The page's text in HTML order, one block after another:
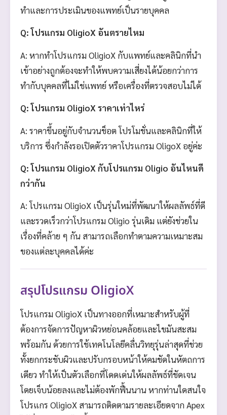
ทำและการประเมินของแพทย์เป็นรายบุคคล
Q: โปรแกรม OligioX อันตรายไหม
A: หากทำโปรแกรม OligioX กับแพทย์และคลินิกที่นำ
เข้าอย่างถูกต้องจะทำให้พบความเสี่ยงได้น้อยกว่าการ
ทำกับบุคคลที่ไม่ใช่แพทย์ หรือเครื่องที่ตรวจสอบไม่ได้
Q: โปรแกรม OligioX ราคาเท่าไหร่
A: ราคาขึ้นอยู่กับจำนวนช็อต โปรโมชั่นและคลินิกที่ให้
บริการ ซึ่งกำลังรอเปิดตัวราคาโปรแกรม OligoX อยู่ค่ะ
Q: โปรแกรม OligioX กับโปรแกรม Oligio อันไหนดี
กว่ากัน
A: โปรแกรม OligioX เป็นรุ่นใหม่ที่พัฒนาให้ผลลัพธ์ที่ดี
และรวดเร็วกว่าโปรแกรม Oligio รุ่นเดิม แต่ยังช่วยใน
เรื่องที่คล้าย ๆ กัน สามารถเลือกทำตามความเหมาะสม
ของแต่ละบุคคลได้ค่ะ
สรุปโปรแกรม OligioX
โปรแกรม OligioX เป็นทางออกที่เหมาะสำหรับผู้ที่
ต้องการจัดการปัญหาผิวหย่อนคล้อยและไขมันสะสม
พร้อมกัน ด้วยการใช้เทคโนโลยีคลื่นวิทยุรุ่นล่าสุดที่ช่วย
ทั้งยกกระชับผิวและปรับกรอบหน้าให้คมชัดในหัตถการ
เดียว ทำให้เป็นตัวเลือกที่โดดเด่นให้ผลลัพธ์ที่ชัดเจน
โดยเจ็บน้อยลงและไม่ต้องพักฟื้นนาน หากท่านใดสนใจ
โปรแกร OligioX สามารถติดตามรายละเอียดจาก Apex